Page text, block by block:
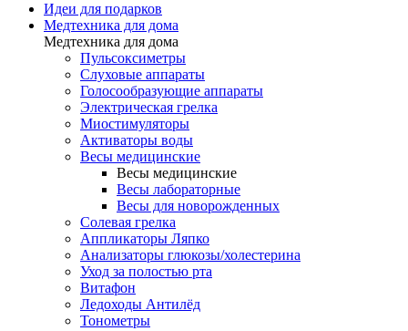
Идеи для подарков
Медтехника для дома
Медтехника для дома
Пульсоксиметры
Слуховые аппараты
Голосообразующие аппараты
Электрическая грелка
Миостимуляторы
Активаторы воды
Весы медицинские
Весы медицинские
Весы лабораторные
Весы для новорожденных
Солевая грелка
Аппликаторы Ляпко
Анализаторы глюкозы/холестерина
Уход за полостью рта
Витафон
Ледоходы Антилёд
Тонометры